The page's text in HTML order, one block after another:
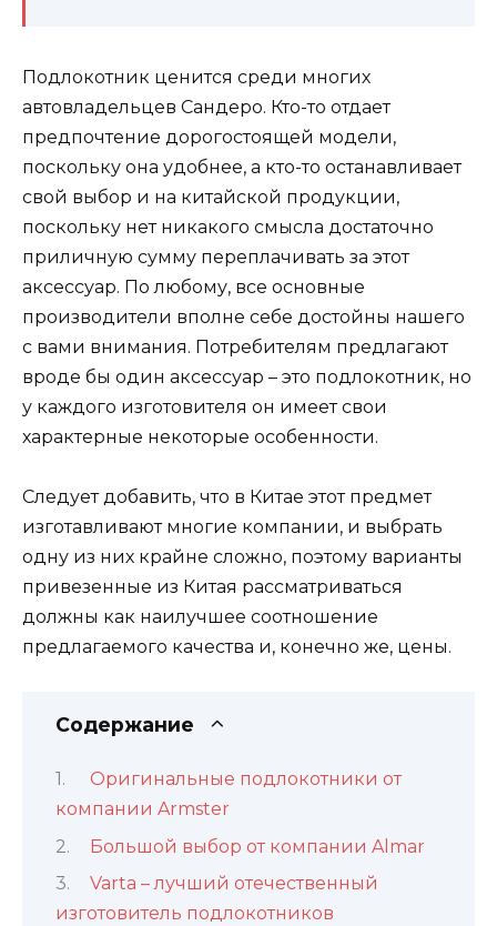
Подлокотник ценится среди многих
автовладельцев Сандеро. Кто-то отдает
предпочтение дорогостоящей модели,
поскольку она удобнее, а кто-то останавливает
свой выбор и на китайской продукции,
поскольку нет никакого смысла достаточно
приличную сумму переплачивать за этот
аксессуар. По любому, все основные
производители вполне себе достойны нашего
с вами внимания. Потребителям предлагают
вроде бы один аксессуар – это подлокотник, но
у каждого изготовителя он имеет свои
характерные некоторые особенности.
Следует добавить, что в Китае этот предмет
изготавливают многие компании, и выбрать
одну из них крайне сложно, поэтому варианты
привезенные из Китая рассматриваться
должны как наилучшее соотношение
предлагаемого качества и, конечно же, цены.
Содержание
Оригинальные подлокотники от
компании Armster
Большой выбор от компании Almar
Varta – лучший отечественный
изготовитель подлокотников